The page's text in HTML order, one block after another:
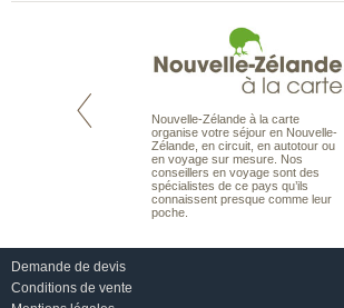
est le spécialiste
Nouvelle-Zélande à la carte
organise votre séjour en Nouvelle-
Zélande, en circuit, en autotour ou
en voyage sur mesure. Nos
conseillers en voyage sont des
spécialistes de ce pays qu’ils
connaissent presque comme leur
poche.
Demande de devis
Conditions de vente